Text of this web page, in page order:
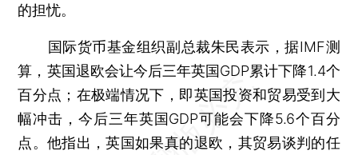
的担忧。
国际货币基金组织副总裁朱民表示，据IMF测
算，英国退欧会让今后三年英国GDP累计下降1.4个
百分点；在极端情况下，即英国投资和贸易受到大
幅冲击，今后三年英国GDP可能会下降5.6个百分
点。他指出，英国如果真的退欧，其贸易谈判的任